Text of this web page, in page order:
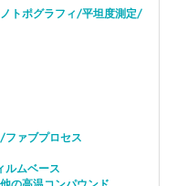
トポグラフィ/平坦度測定/
ァブプロセス
ルムベース